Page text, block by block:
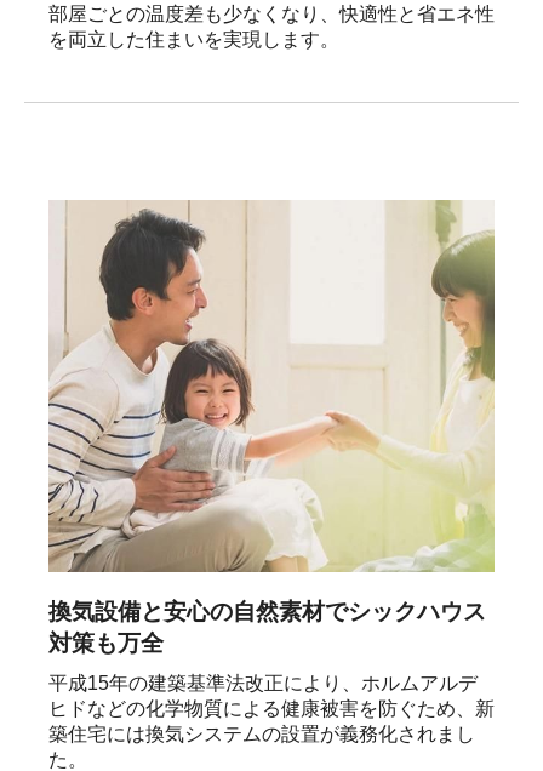
部屋ごとの温度差も少なくなり、快適性と省エネ性
を両立した住まいを実現します。
換気設備と安心の自然素材でシックハウス
対策も万全
平成15年の建築基準法改正により、ホルムアルデ
ヒドなどの化学物質による健康被害を防ぐため、新
築住宅には換気システムの設置が義務化されまし
た。